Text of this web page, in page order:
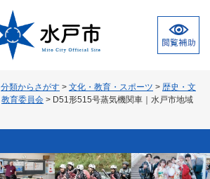
分類からさがす > 文化・教育・スポーツ > 歴史・文
教育委員会 > D51形515号蒸気機関車｜水戸市地域